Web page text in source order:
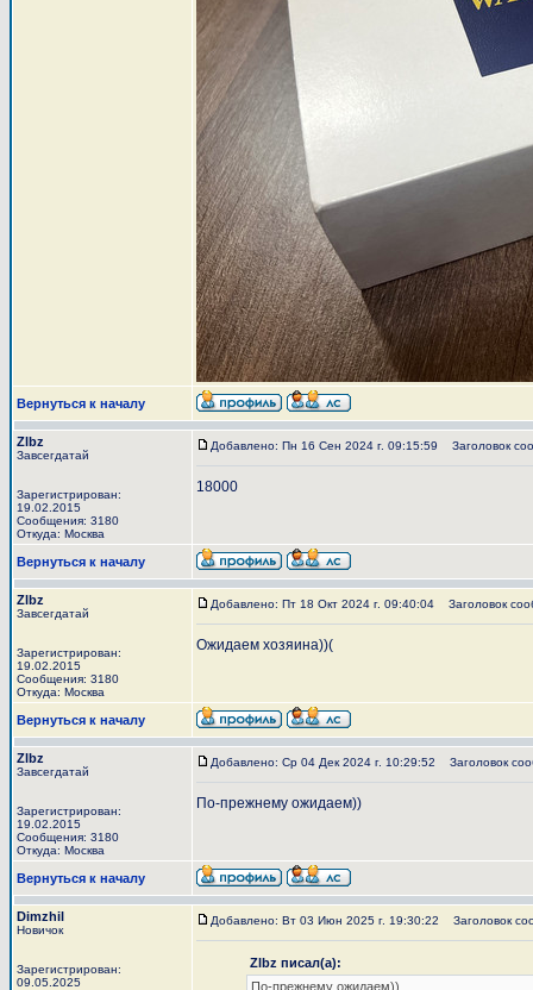
Вернуться к началу
Zlbz
Завсегдатай
Зарегистрирован:
19.02.2015
Сообщения: 3180
Откуда: Москва
Добавлено: Пн 16 Сен 2024 г. 09:15:59 Заголовок
18000
Вернуться к началу
Zlbz
Завсегдатай
Зарегистрирован:
19.02.2015
Сообщения: 3180
Откуда: Москва
Добавлено: Пт 18 Окт 2024 г. 09:40:04 Заголовок
Ожидаем хозяина))(
Вернуться к началу
Zlbz
Завсегдатай
Зарегистрирован:
19.02.2015
Сообщения: 3180
Откуда: Москва
Добавлено: Ср 04 Дек 2024 г. 10:29:52 Заголовок
По-прежнему ожидаем))
Вернуться к началу
Dimzhil
Новичок
Зарегистрирован:
09.05.2025
Добавлено: Вт 03 Июн 2025 г. 19:30:22 Заголовок
Zlbz писал(а):
По-прежнему ожидаем))